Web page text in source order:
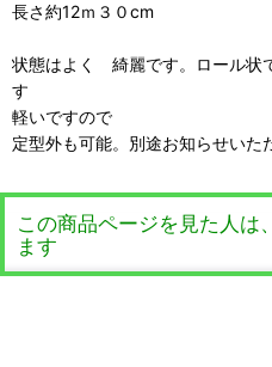
長さ約12ｍ３０cm
状態はよく 綺麗です。ロール状
す
軽いですので
定型外も可能。別途お知らせいた
この商品ページを見た人は
ます